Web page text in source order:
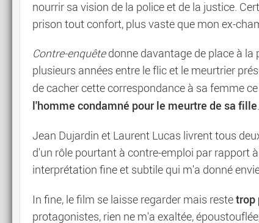
nourrir sa vision de la police et de la justice.
prison tout confort, plus vaste que mon ex-
Contre-enquêtedonne davantage de place à la
plusieurs années entre le flic et le meurtrier
de cacher cette correspondance à sa femme
l'homme condamné pour le meurtre de sa fille.
Jean Dujardin et Laurent Lucas livrent tous
d'un rôle pourtant à contre-emploi par rapport
interprétation fine et subtile qui m'a donné
In fine, le film se laisse regarder mais restetrop
protagonistes, rien ne m'a exaltée,